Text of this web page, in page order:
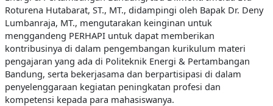
Roturena Hutabarat, ST., MT., didampingi oleh Bapak Dr. Deny
Lumbanraja, MT., mengutarakan keinginan untuk
menggandeng PERHAPI untuk dapat memberikan
kontribusinya di dalam pengembangan kurikulum materi
pengajaran yang ada di Politeknik Energi & Pertambangan
Bandung, serta bekerjasama dan berpartisipasi di dalam
penyelenggaraan kegiatan peningkatan profesi dan
kompetensi kepada para mahasiswanya.